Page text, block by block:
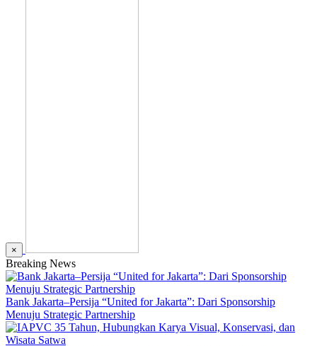
×
Breaking News
Bank Jakarta–Persija “United for Jakarta”: Dari Sponsorship
Menuju Strategic Partnership